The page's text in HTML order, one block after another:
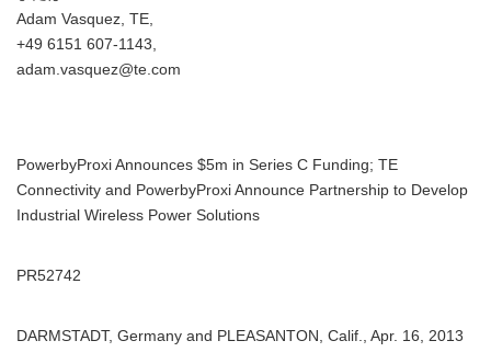
Adam Vasquez, TE,
+49 6151 607-1143,
adam.vasquez@te.com
PowerbyProxi Announces $5m in Series C Funding; TE
Connectivity and PowerbyProxi Announce Partnership to Develop
Industrial Wireless Power Solutions
PR52742
DARMSTADT, Germany and PLEASANTON, Calif., Apr. 16, 2013